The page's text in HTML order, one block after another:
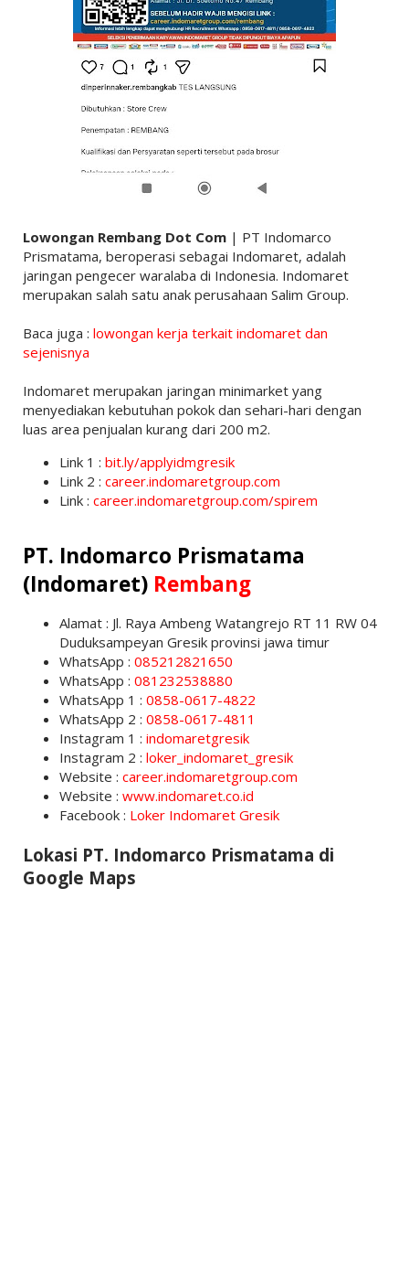
Lowongan Rembang Dot Com| PT Indomarco
Prismatama, beroperasi sebagai Indomaret, adalah
jaringan pengecer waralaba di Indonesia. Indomaret
merupakan salah satu anak perusahaan Salim Group.
Baca juga : lowongan kerja terkait indomaret dan
sejenisnya
Indomaret merupakan jaringan minimarket yang
menyediakan kebutuhan pokok dan sehari-hari dengan
luas area penjualan kurang dari 200 m2.
Link 1 : bit.ly/applyidmgresik
Link 2 : career.indomaretgroup.com
Link : career.indomaretgroup.com/spirem
PT. Indomarco Prismatama
(Indomaret) Rembang
Alamat : Jl. Raya Ambeng Watangrejo RT 11 RW 04
Duduksampeyan Gresik provinsi jawa timur
WhatsApp : 085212821650
WhatsApp : 081232538880
WhatsApp 1 : 0858-0617-4822
WhatsApp 2 : 0858-0617-4811
Instagram 1 : indomaretgresik
Instagram 2 : loker_indomaret_gresik
Website : career.indomaretgroup.com
Website : www.indomaret.co.id
Facebook : Loker Indomaret Gresik
Lokasi PT. Indomarco Prismatama di
Google Maps